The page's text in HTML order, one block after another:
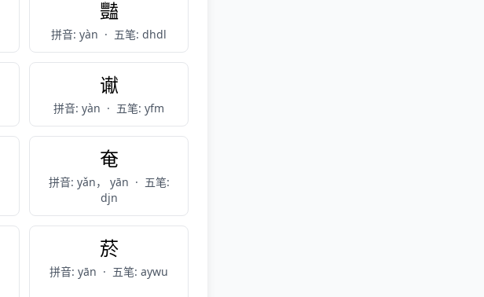
豔
拼音: yàn · 五笔: dhdl
谳
拼音: yàn · 五笔: yfm
奄
拼音: yǎn， yān · 五笔:
djn
菸
拼音: yān · 五笔: aywu